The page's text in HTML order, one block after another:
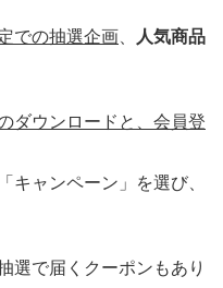
での抽選企画
人気商品
ダウンロードと、会員登
キャンペーン」を選び、
選で届くクーポンもあり